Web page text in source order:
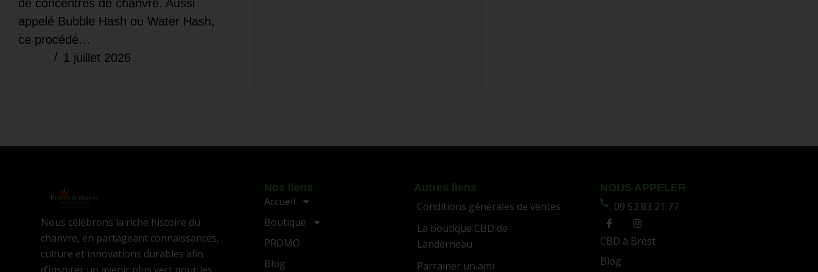
de concentrés de chanvre. Aussi
appelé Bubble Hash ou Water Hash,
ce procédé…
1 juillet 2026
Nous célébrons la riche histoire du
chanvre, en partageant connaissances,
culture et innovations durables afin
Nos liens
Accueil
Boutique
PROMO
Blog
Autres liens
Conditions générales de ventes
La boutique CBD de
Landerneau
Parrainer un ami
NOUS APPELER
09 53 83 21 77
CBD à Brest
Blog